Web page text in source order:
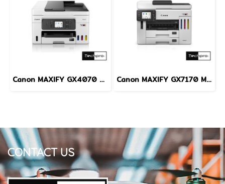
Canon MAXIFY GX4070 MegaTank Business Inkjet All-in-One Printer Print Scan Copy Fax ADF Auto Duplex Wi-Fi LAN A4 เครื่องพิมพ์อิงค์แท็งก์ธุรกิจ Canon MAXIFY GX7170 MegaTank Business Inkjet All-in-One Printer Print Scan Copy Fax Duplex Scan Wi-Fi LAN A4 เครื่องพิมพ์อิงค์แท็งก์ธุรกิจ
CONTACT US